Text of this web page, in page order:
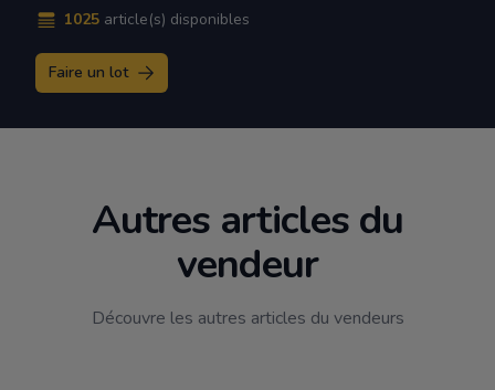
1025 article(s) disponibles
Faire un lot
Autres articles du
vendeur
Découvre les autres articles du vendeurs